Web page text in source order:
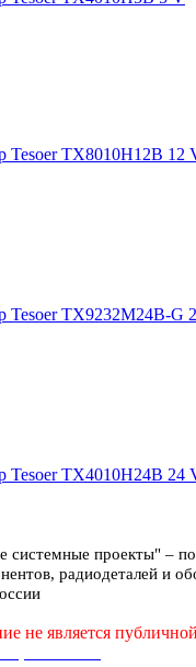
Tesoer TX8010H12B 12
Tesoer TX9232M24B-G
Tesoer TX4010H24B 24
системные проекты" –
радиодеталей и
не является